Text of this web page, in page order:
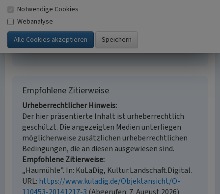
kartierung, Auswertung historischer Schriften,
Auswertung historischer Karten
Historischer Zeitraum
Beginn 1646, Ende nach 1963
Empfohlene Zitierweise
Urheberrechtlicher Hinweis
Der hier präsentierte Inhalt ist urheberrechtlich
geschützt. Die angezeigten Medien unterliegen
möglicherweise zusätzlichen urheberrechtlichen
Bedingungen, die an diesen ausgewiesen sind.
Empfohlene Zitierweise
„Haumühle”. In: KuLaDig, Kultur.Landschaft.Digital.
URL: https://www.kuladig.de/Objektansicht/O-
Notwendige Cookies
Webanalyse